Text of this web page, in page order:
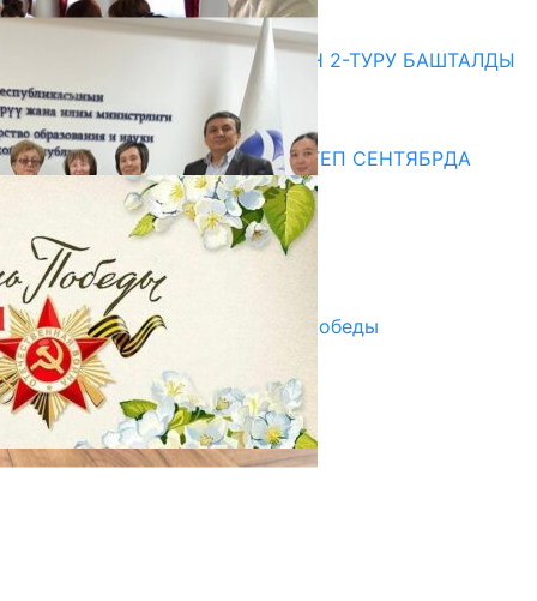
20.07.2026
ЖОЖДОРГО КАБЫЛ АЛУУНУН 2-ТУРУ БАШТАЛДЫ
20.07.2026
Медиа
СУЗАКТА 750 ОРУНДУУ МЕКТЕП СЕНТЯБРДА
ПАЙДАЛАНУУГА БЕРИЛЕТ
07.08.2025
Улуу Жеңиштин жандуу сөзү
29.04.2025
Награды в преддверии Дня Победы
29.04.2025